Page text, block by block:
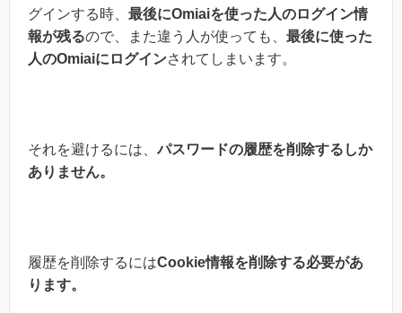
グインする時、 最後にOmiaiを使った人のログイン情
報が残るので、また違う人が使っても、 最後に使った
人のOmiaiにログインされてしまいます。
それを避けるには、パスワードの履歴を削除する しか
ありません。
履歴を削除するにはCookie情報を削除する必要があ
ります。